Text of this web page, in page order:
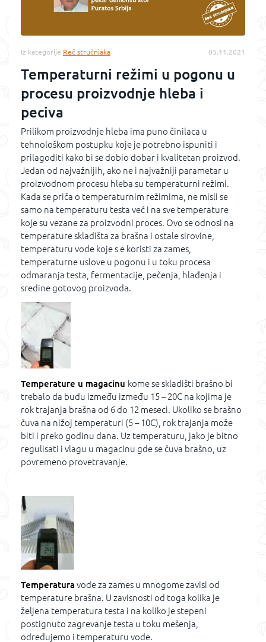
Iz kategorije Reč stručnjaka 05.11.2021
Temperaturni režimi u pogonu u
procesu proizvodnje hleba i
peciva
Prilikom proizvodnje hleba ima puno činilaca u
tehnološkom postupku koje je potrebno ispuniti i
prilagoditi kako bi se dobio dobar i kvalitetan proizvod.
Jedan od najvažnijih, ako ne i najvažniji parametar u
proizvodnom procesu hleba su temperaturni režimi.
Kada se priča o temperaturnim režimima, ne misli se
samo na temperaturu testa već i na sve temperature
koje su vezane za proizvodni proces. Ovo se odnosi na
temperature skladišta za brašna i ostale sirovine,
temperaturu vode koje s e koristi za zames,
temperaturne uslove u pogonu i u toku procesa
odmaranja testa, fermentacije, pečenja, hlađenja i
sredine gotovog proizvoda.
Temperature u magacinu kome se skladišti brašno bi
trebalo da budu između između 15 – 20C na kojima je
rok trajanja brašna od 6 do 12 meseci. Ukoliko se brašno
čuva na nižoj temperaturi (5 – 10C), rok trajanja može
biti i preko godinu dana. Uz temperaturu, jako je bitno
regulisati i vlagu u magacinu gde se čuva brašno, uz
povremeno provetravanje.
Temperatura vode za zames u mnogome zavisi od
temperature brašna. U zavisnosti od toga kolika je
željena temperatura testa i na koliko je stepeni
postignuto zagrevanje testa u toku mešenja,
određujemo i temperaturu vode.